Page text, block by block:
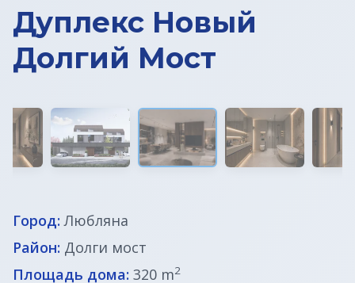
Квартиры в Любляне
Дома в Любляне
Фермы в Словении
Дома до € 100 000
Дуплекс Новый
Долгий Мост
Город: Любляна
Район: Долги мост
Площадь дома: 320 m2